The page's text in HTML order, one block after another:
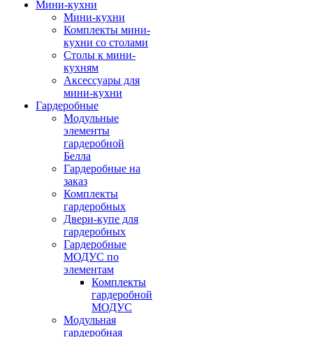
Мини-кухни
Мини-кухни
Комплекты мини-
кухни со столами
Столы к мини-
кухням
Аксессуары для
мини-кухни
Гардеробные
Модульные
элементы
гардеробной
Белла
Гардеробные на
заказ
Комплекты
гардеробных
Двери-купе для
гардеробных
Гардеробные
МОДУС по
элементам
Комплекты
гардеробной
МОДУС
Модульная
гардеробная